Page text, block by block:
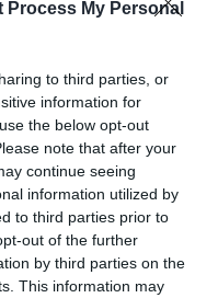
Process My Personal
to third parties, or
information for
the below opt-out
note that after your
continue seeing
information utilized by
to third parties prior to
out of the further
by third parties on the
This information may